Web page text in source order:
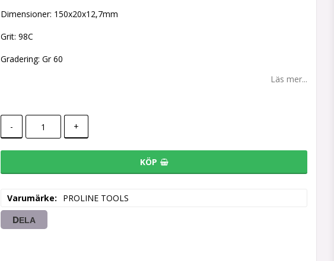
Dimensioner: 150x20x12,7mm
Grit: 98C
Gradering: Gr 60
Läs mer...
- +
KÖP
Varumärke PROLINE TOOLS
DELA